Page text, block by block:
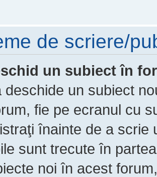
de scriere/
un subiect în
deschide un subiect
fie pe ecranul cu
înainte de a scrie
sunt trecute în
noi în acest